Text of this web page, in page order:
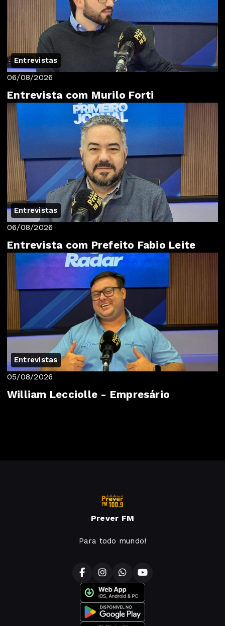
Entrevistas
06/08/2026
Entrevista com Murilo Forti
Entrevistas
06/08/2026
Entrevista com Prefeito Fabio Leite
Entrevistas
05/08/2026
William Lecciolle - Empresário
Prever FM
Para todo mundo!